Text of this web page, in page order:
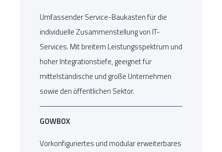
Umfassender Service-Baukasten für die
individuelle Zusammenstellung von IT-
Services. Mit breitem Leistungsspektrum und
hoher Integrationstiefe, geeignet für
mittelständische und große Unternehmen
sowie den öffentlichen Sektor.
GOWBOX
Vorkonfiguriertes und modular erweiterbares